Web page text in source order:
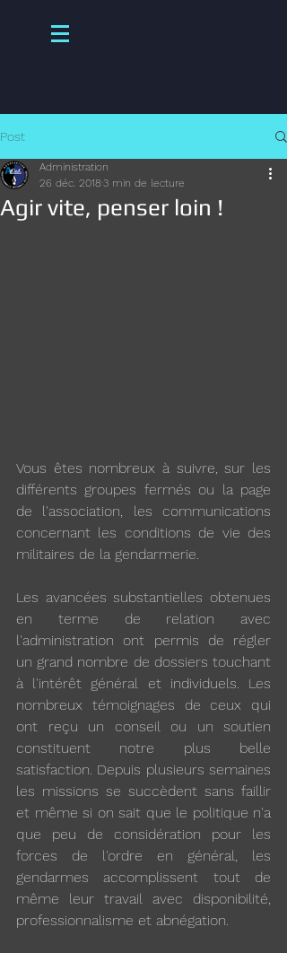
Post
Agir vite, penser loin !
Administration
26 déc. 20183 min de lecture
Vous êtes nombreux à suivre, sur les
différents groupes fermés ou la page
de l'association, les communications
concernant les conditions de vie des
militaires de la gendarmerie.
Les avancées substantielles obtenues
en terme de relation avec
l'administration ont permis de régler
un grand nombre de dossiers touchant
à l'intérêt général et individuels. Les
nombreux témoignages de ceux qui
ont reçu un conseil ou un soutien
constituent notre plus belle
satisfaction. Depuis plusieurs semaines
les missions se succèdent sans faillir
et même si on sait que le politique n'a
que peu de considération pour les
forces de l'ordre en général, les
gendarmes accomplissent tout de
même leur travail avec disponibilité,
professionnalisme et abnégation.